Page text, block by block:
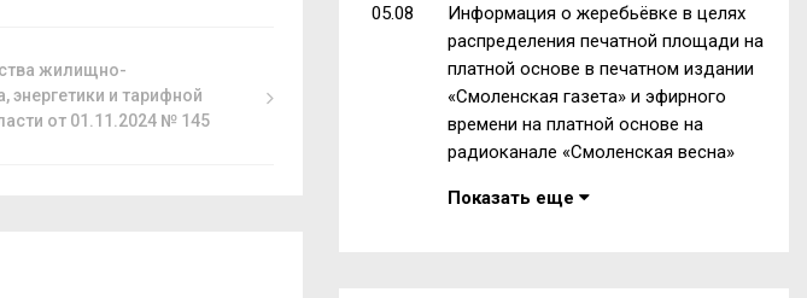
жилищно-
энергетики и тарифной
от 01.11.2024 № 145
05.08
Информация о жеребьёвке в целях
распределения печатной площади на
платной основе в печатном издании
«Смоленская газета» и эфирного
времени на платной основе на
радиоканале «Смоленская весна»
Показать еще